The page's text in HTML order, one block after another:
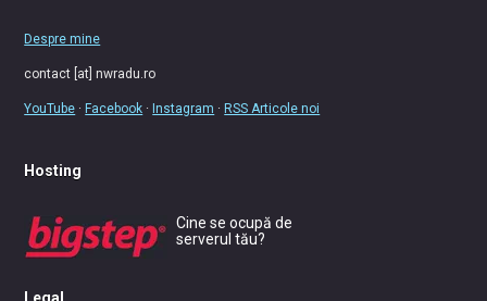
Despre mine
contact [at] nwradu.ro
YouTube ·Facebook ·Instagram ·RSS Articole noi
Hosting
Cine se ocupă de
serverul tău?
Legal